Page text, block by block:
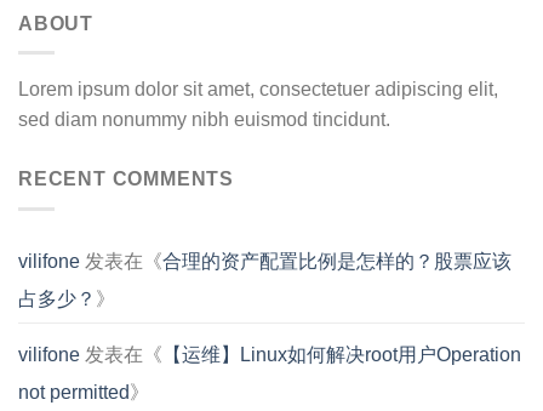
ABOUT
Lorem ipsum dolor sit amet, consectetuer adipiscing elit,
sed diam nonummy nibh euismod tincidunt.
RECENT COMMENTS
vilifone 发表在《合理的资产配置比例是怎样的？股票应该
占多少？ 》
vilifone 发表在《 【运维】Linux如何解决root用户Operation
not permitted》